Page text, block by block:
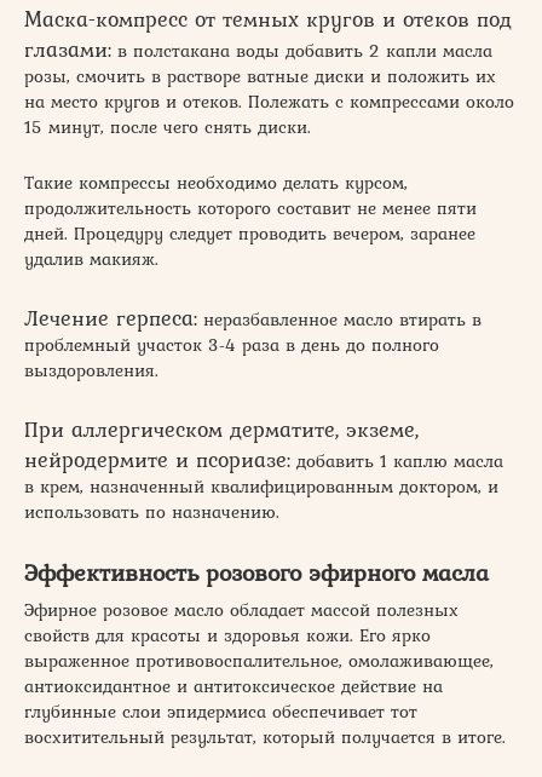
Маска-компресс от темных кругов и отеков под
глазами: в полстакана воды добавить 2 капли масла
розы, смочить в растворе ватные диски и положить их
на место кругов и отеков. Полежать с компрессами около
15 минут, после чего снять диски.
Такие компрессы необходимо делать курсом,
продолжительность которого составит не менее пяти
дней. Процедуру следует проводить вечером, заранее
удалив макияж.
Лечение герпеса: неразбавленное масло втирать в
проблемный участок 3-4 раза в день до полного
выздоровления.
При аллергическом дерматите, экземе,
нейродермите и псориазе: добавить 1 каплю масла
в крем, назначенный квалифицированным доктором, и
использовать по назначению.
Эффективность розового эфирного масла
Эфирное розовое масло обладает массой полезных
свойств для красоты и здоровья кожи. Его ярко
выраженное противовоспалительное, омолаживающее,
антиоксидантное и антитоксическое действие на
глубинные слои эпидермиса обеспечивает тот
восхитительный результат, который получается в итоге.